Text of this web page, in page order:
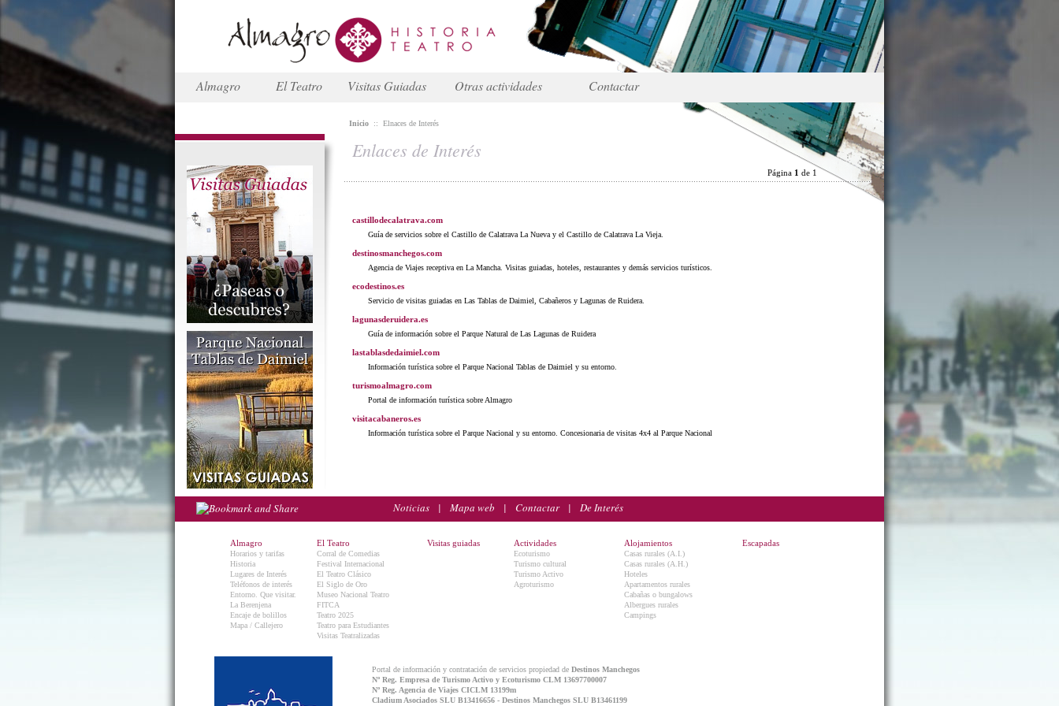
Almagro El Teatro Visitas Guiadas Otras actividades Contactar
Inicio :: Elnaces de Interés
Enlaces de Interés
Página 1 de 1
castillodecalatrava.com
Guía de servicios sobre el Castillo de Calatrava La Nueva y el Castillo de Calatrava La Vieja.
destinosmanchegos.com
Agencia de Viajes receptiva en La Mancha. Visitas guiadas, hoteles, restaurantes y demás servicios turísticos.
ecodestinos.es
Servicio de visitas guiadas en Las Tablas de Daimiel, Cabañeros y Lagunas de Ruidera.
lagunasderuidera.es
Guía de información sobre el Parque Natural de Las Lagunas de Ruidera
lastablasdedaimiel.com
Información turística sobre el Parque Nacional Tablas de Daimiel y su entorno.
turismoalmagro.com
Portal de información turística sobre Almagro
visitacabaneros.es
Información turística sobre el Parque Nacional y su entorno. Concesionaria de visitas 4x4 al Parque Nacional
Noticias | Mapa web | Contactar| De Interés
Almagro
Horarios y tarifas
Historia
Lugares de Interés
Teléfonos de interés
Entorno. Que visitar.
La Berenjena
Encaje de bolillos
Mapa / Callejero
El Teatro
Corral de Comedias
Festival Internacional
El Teatro Clásico
El Siglo de Oro
Museo Nacional Teatro
FITCA
Teatro 2025
Teatro para Estudiantes
Visitas Teatralizadas
Visitas guiadas Actividades
Ecoturismo
Turismo cultural
Turismo Activo
Agroturismo
Alojamientos
Casas rurales (A.I.)
Casas rurales (A.H.)
Hoteles
Apartamentos rurales
Cabañas o bungalows
Albergues rurales
Campings
Escapadas
Portal de información y contratación de servicios propiedad de Destinos Manchegos
Nº Reg. Empresa de Turismo Activo y Ecoturismo CLM 13697700007
Nº Reg. Agencia de Viajes CICLM 13199m
Cladium Asociados SLU B13416656 - Destinos Manchegos SLU B13461199